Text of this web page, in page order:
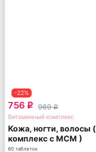
-22%
756 q 969q
Витаминный комплекс
Кожа, ногти, волосы (
комплекс с МСМ )
60 таблеток